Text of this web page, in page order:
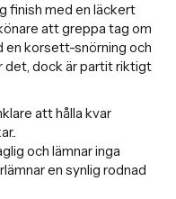
finish med en läckert
att greppa tag om
en korsett-snörning och
det, dock är partit riktigt
att hålla kvar
och lämnar inga
en synlig rodnad